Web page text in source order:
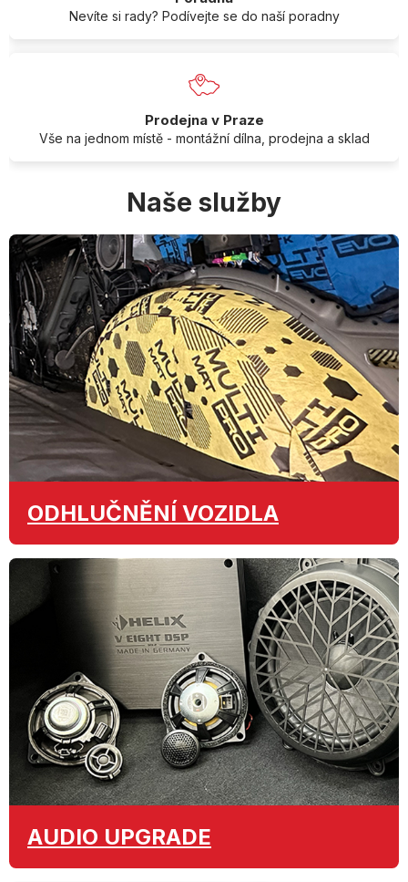
Nevíte si rady? Podívejte se do naší poradny
Prodejna v Praze
Vše na jednom místě - montážní dílna, prodejna a sklad
Naše služby
ODHLUČNĚNÍ VOZIDLA
AUDIO UPGRADE